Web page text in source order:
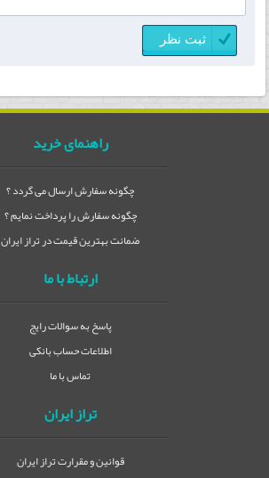
راهنمای خرید
چگونه سفارش ارسال می گردد ؟
چگونه سفارش را پرداخت نمایم ؟
ضمانت بهترین قیمت در تراز ایران
ارتباط با ما
پاسخ به سوالات رایج
اطلاعات حساب بانکی
تماس با ما
تراز ایران
قوانین و مقرارت تراز ایران